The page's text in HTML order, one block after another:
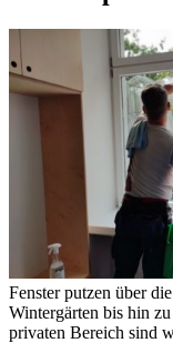
Fenster putzen über
Wintergärten bis hin
privaten Bereich sind